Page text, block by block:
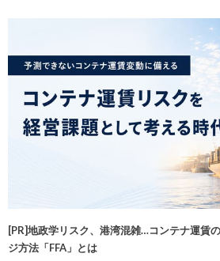
[PR]地政学リスク、港湾混雑…コンテナ運賃
ジ方法「FFA」とは